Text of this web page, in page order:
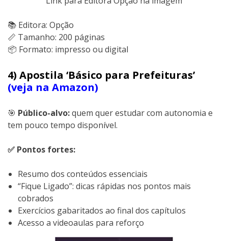
📚 Editora: Opção
📏 Tamanho: 200 páginas
📦 Formato: impresso ou digital
4) Apostila ‘Básico para Prefeituras’
(veja na Amazon)
🎯 Público-alvo:quem quer estudar com autonomia e
tem pouco tempo disponível.
✅ Pontos fortes:
Resumo dos conteúdos essenciais
“Fique Ligado”: dicas rápidas nos pontos mais
cobrados
Exercícios gabaritados ao final dos capítulos
Acesso a videoaulas para reforço